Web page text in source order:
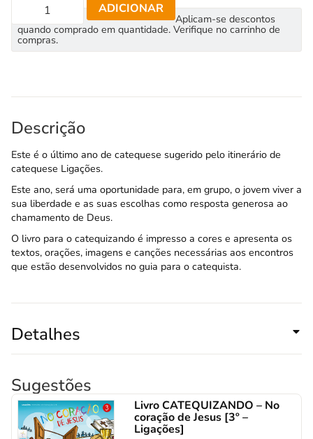
ADICIONAR
Aplicam-se descontos
quando comprado em quantidade. Verifique no carrinho de
compras.
Descrição
Este é o último ano de catequese sugerido pelo itinerário de
catequese Ligações.
Este ano, será uma oportunidade para, em grupo, o jovem viver a
sua liberdade e as suas escolhas como resposta generosa ao
chamamento de Deus.
O livro para o catequizando é impresso a cores e apresenta os
textos, orações, imagens e canções necessárias aos encontros
que estão desenvolvidos no guia para o catequista.
Detalhes
Sugestões
Livro CATEQUIZANDO – No
coração de Jesus [3º –
Ligações]